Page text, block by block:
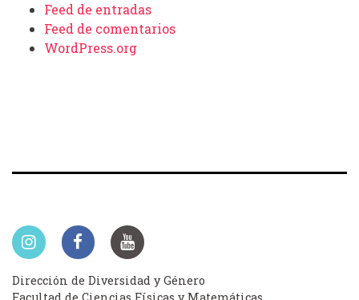
Feed de entradas
Feed de comentarios
WordPress.org
Dirección de Diversidad y Género